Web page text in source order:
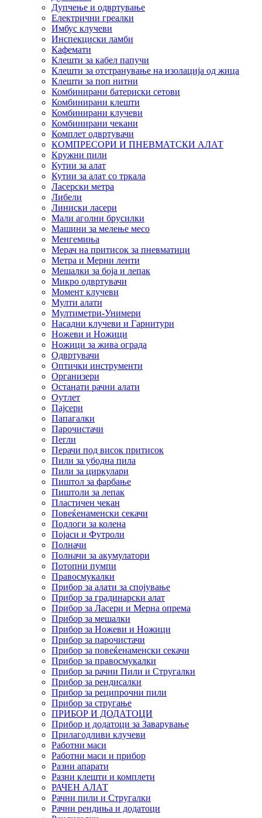
Дупчење и одвртување
Електрични греалки
Имбус клучеви
Инспекциски ламби
Кафемати
Клешти за кабел папучи
Клешти за отстранување на изолација од жица
Клешти за поп нитни
Комбинирани батериски сетови
Комбинирани клешти
Комбинирани клучеви
Комбинирани чекани
Комплет одвртувачи
КОМПРЕСОРИ И ПНЕВМАТСКИ АЛАТ
Кружни пили
Кутии за алат
Кутии за алат со тркала
Ласерски метра
Либели
Линиски ласери
Мали аголни брусилки
Машини за мелење месо
Менгемиња
Мерач на притисок за пневматици
Метра и Мерни ленти
Мешалки за боја и лепак
Микро одвртувачи
Момент клучеви
Мулти алати
Мултиметри-Унимери
Насадни клучеви и Гарнитури
Ножеви и Ножици
Ножици за жива ограда
Одвртувачи
Оптички инструменти
Организери
Останати рачни алати
Оутлет
Пајсери
Папагалки
Парочистачи
Пегли
Перачи под висок притисок
Пили за убодна пила
Пили за циркулари
Пиштол за фарбање
Пиштоли за лепак
Пластичен чекан
Повеќенаменски секачи
Подлоги за колена
Појаси и Футроли
Полначи
Полначи за акумулатори
Потопни пумпи
Правосмукалки
Прибор за алати за спојување
Прибор за градинарски алат
Прибор за Ласери и Мерна опрема
Прибор за мешалки
Прибор за Ножеви и Ножици
Прибор за парочистачи
Прибор за повеќенаменски секачи
Прибор за правосмукалки
Прибор за рачни Пили и Стругалки
Прибор за рендисалки
Прибор за реципрочни пили
Прибор за стругање
ПРИБОР И ДОДАТОЦИ
Прибор и додатоци за Заварување
Прилагодливи клучеви
Работни маси
Работни маси и прибор
Разни апарати
Разни клешти и комплети
РАЧЕН АЛАТ
Рачни пили и Стругалки
Рачни рендиња и додатоци